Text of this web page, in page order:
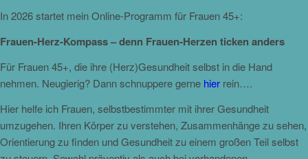
In 2026 startet mein Online-Programm für Frauen 45+:
Frauen-Herz-Kompass – denn Frauen-Herzen ticken anders
Für Frauen 45+, die ihre (Herz)Gesundheit selbst in die Hand
nehmen. Neugierig? Dann schnuppere gerne hier rein….
Hier helfe ich Frauen, selbstbestimmter mit ihrer Gesundheit
umzugehen. Ihren Körper zu verstehen, Zusammenhänge zu sehen,
Orientierung zu finden und Gesundheit zu einem großen Teil selbst